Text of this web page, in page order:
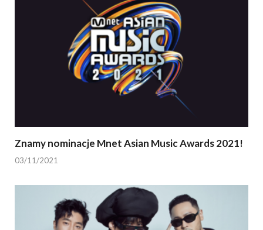
Znamy nominacje Mnet Asian Music Awards 2021!
03/11/2021